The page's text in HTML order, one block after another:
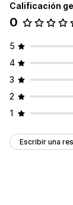
Pagos masivos
PayPal Pagos
Calificación
0
5
4
3
2
1
Escribir una